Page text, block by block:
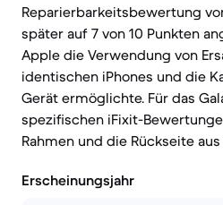
Reparierbarkeitsbewertung
später auf 7 von 10 Punkten
Apple die Verwendung von
identischen iPhones und die
Gerät ermöglichte. Für das
spezifischen iFixit-
Rahmen und die Rückseite
Erscheinungsjahr